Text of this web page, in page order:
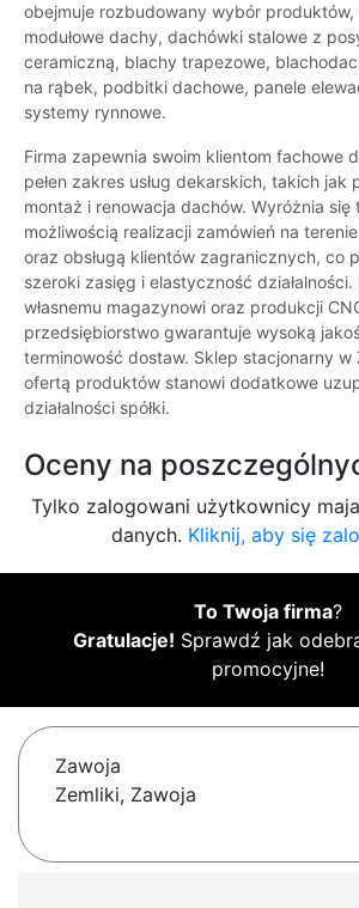
obejmuje rozbudowany wybór produktów,
modułowe dachy, dachówki stalowe z
ceramiczną, blachy trapezowe,
na rąbek, podbitki dachowe, panele
systemy rynnowe.
Firma zapewnia swoim klientom fachowe
pełen zakres usług dekarskich, takich jak
montaż i renowacja dachów. Wyróżnia się
możliwością realizacji zamówień na terenie
oraz obsługą klientów zagranicznych, co
szeroki zasięg i elastyczność działalności.
własnemu magazynowi oraz produkcji
przedsiębiorstwo gwarantuje wysoką
terminowość dostaw. Sklep stacjonarny w
ofertą produktów stanowi dodatkowe
działalności spółki.
Oceny na
Tylko zalogowani użytkownicy
danych. Kliknij, aby się
To Twoja firma?
Gratulacje! Sprawdź jak
promocyjne!
Zawoja
Zemliki, Zawoja